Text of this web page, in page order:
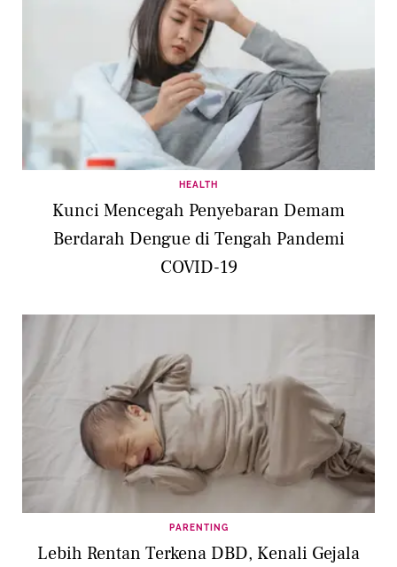
HEALTH
Kunci Mencegah Penyebaran Demam
Berdarah Dengue di Tengah Pandemi
COVID-19
PARENTING
Lebih Rentan Terkena DBD, Kenali Gejala